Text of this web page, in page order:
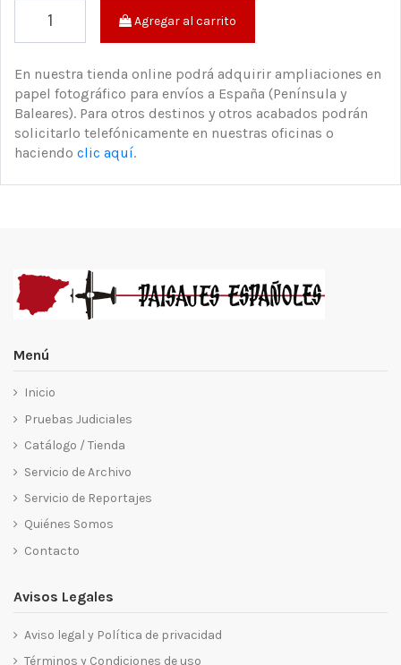
Agregar al carrito
En nuestra tienda online podrá adquirir ampliaciones en
papel fotográfico para envíos a España (Península y
Baleares). Para otros destinos y otros acabados podrán
solicitarlo telefónicamente en nuestras oficinas o
haciendo clic aquí.
Menú
Inicio
Pruebas Judiciales
Catálogo / Tienda
Servicio de Archivo
Servicio de Reportajes
Quiénes Somos
Contacto
Avisos Legales
Aviso legal y Política de privacidad
Términos y Condiciones de uso